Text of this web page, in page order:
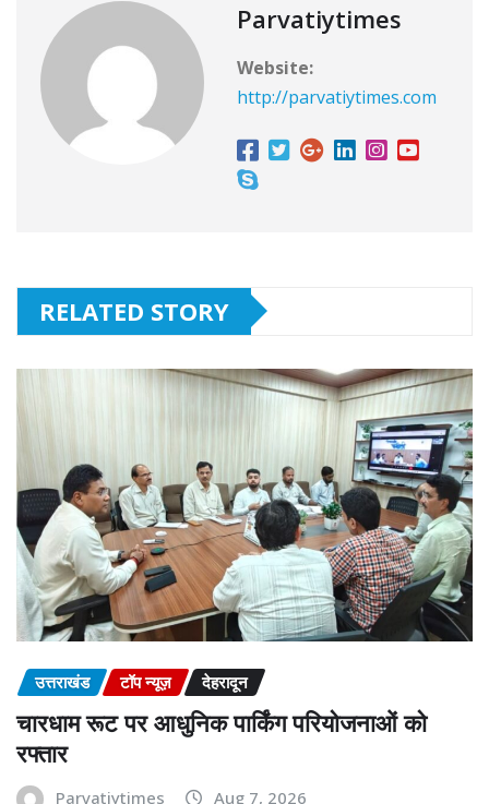
Parvatiytimes
Website:
http://parvatiytimes.com
RELATED STORY
उत्तराखंड टॉप न्यूज़ देहरादून
चारधाम रूट पर आधुनिक पार्किंग परियोजनाओं को
रफ्तार
Parvatiytimes Aug 7, 2026